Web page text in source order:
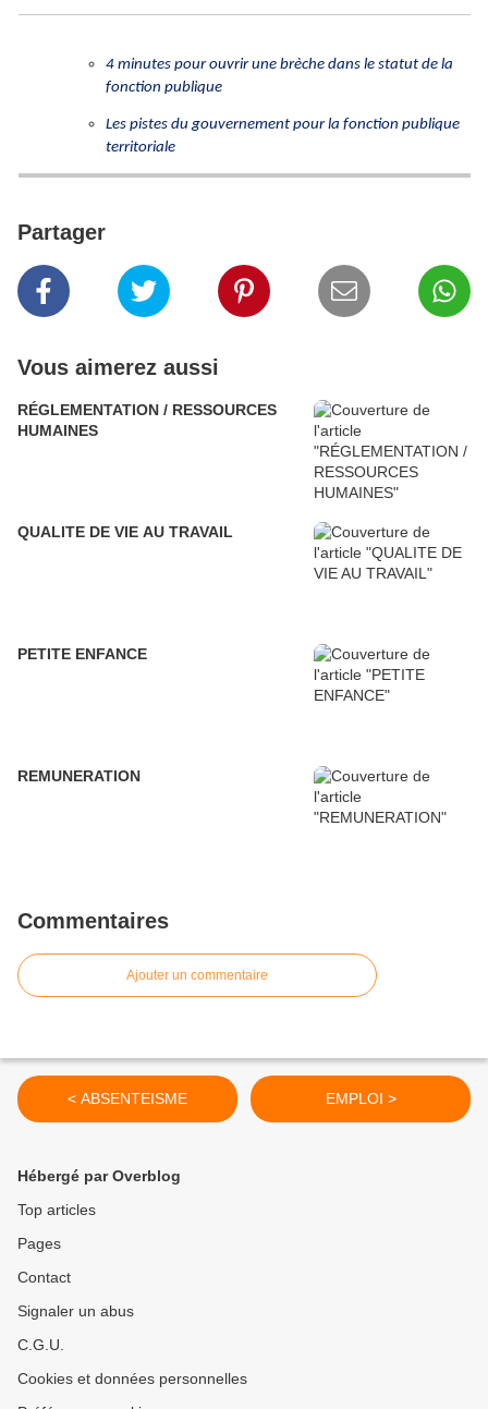
4 minutes pour ouvrir une brèche dans le statut de la
fonction publique
Les pistes du gouvernement pour la fonction publique
territoriale
Partager
Vous aimerez aussi
RÉGLEMENTATION / RESSOURCES
HUMAINES
QUALITE DE VIE AU TRAVAIL
PETITE ENFANCE
REMUNERATION
Commentaires
Ajouter un commentaire
< ABSENTEISME EMPLOI >
Hébergé par Overblog
Top articles
Pages
Contact
Signaler un abus
C.G.U.
Cookies et données personnelles